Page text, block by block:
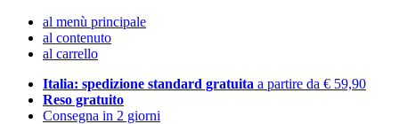
al menù principale
al contenuto
al carrello
Italia: spedizione standard gratuita a partire da € 59,90
Reso gratuito
Consegna in 2 giorni